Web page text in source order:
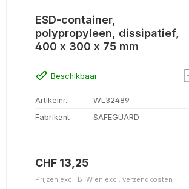
ESD-container,
polypropyleen, dissipatief,
400 x 300 x 75 mm
Beschikbaar
Artikelnr.
WL32489
Fabrikant
SAFEGUARD
Normale prijs:
CHF 13,25
Prijzen excl. BTW en excl. verzendkosten